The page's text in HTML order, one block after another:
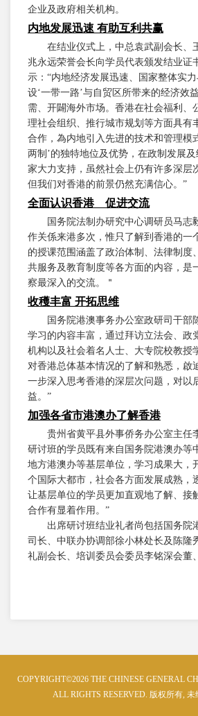
企业及政府相关机构。
内地发展迅速 有助互利共赢
在结业仪式上，中总袁武副会长、
兆永远荣誉会长向学员代表颁发结业证
示：“内地经济发展迅速、国家整体实
设‘一带一路’与自贸区所带来的经济效
需、开闢海外市场。香港在社会福利、
理社会组织、推行城市规划等方面具有
合作，為内地引入先进的技术和管理模
两制’的独特地位及优势，在政制发展
家大力支持，虽然社会上仍有许多深层
但我们对香港的前景仍然充满信心。”
全面认识香港 促进交流
国务院法制办研究中心调研员马志
作关係来港多次，惟只了解到香港的一
的授课范围涵盖了政治体制、法律制度
共服务及教育制度等各方面的内容，是
察最深入的交流。＂
收穫丰富 开拓思维
国务院港澳事务办公室政研司干部
学习的内容丰富，通过拜访立法会、政
机构以及社会着名人士、大专院校教授
对香港总体基本情况的了解和熟悉，啟
一步深入思考香港的深层次问题，对以
益。”
加强各省市港澳办了解香港
贵州省黄平县外事侨务办公室主任
研讨班的学员既有来自国务院港澳办等
地方港澳办等基层单位，学习成果大，
个国际大都市，社会各方面发展成熟，
让基层单位的学员更加直观地了解、接
合作有显着作用。”
出席研讨班结业礼者尚包括国务院
司长、中联办协调部徐小林处长及陈隆
礼副会长、培训委员会委员李铭深会董
COPYRIGHT©2026 THE CHINESE GENERAL
ALL RIGHTS RESERVED. 版权所有,